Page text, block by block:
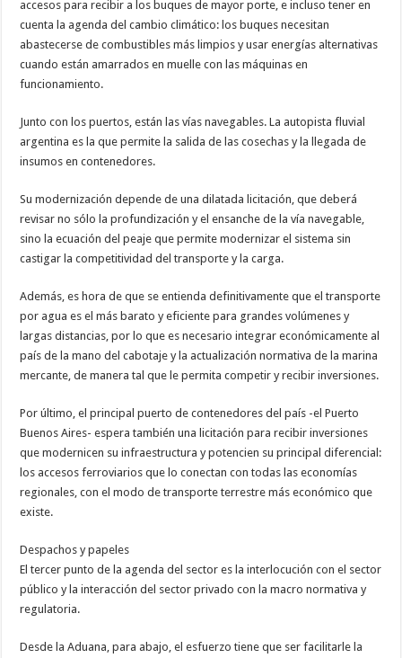
accesos para recibir a los buques de mayor porte, e incluso tener en
cuenta la agenda del cambio climático: los buques necesitan
abastecerse de combustibles más limpios y usar energías alternativas
cuando están amarrados en muelle con las máquinas en
funcionamiento.
Junto con los puertos, están las vías navegables. La autopista fluvial
argentina es la que permite la salida de las cosechas y la llegada de
insumos en contenedores.
Su modernización depende de una dilatada licitación, que deberá
revisar no sólo la profundización y el ensanche de la vía navegable,
sino la ecuación del peaje que permite modernizar el sistema sin
castigar la competitividad del transporte y la carga.
Además, es hora de que se entienda definitivamente que el transporte
por agua es el más barato y eficiente para grandes volúmenes y
largas distancias, por lo que es necesario integrar económicamente al
país de la mano del cabotaje y la actualización normativa de la marina
mercante, de manera tal que le permita competir y recibir inversiones.
Por último, el principal puerto de contenedores del país -el Puerto
Buenos Aires- espera también una licitación para recibir inversiones
que modernicen su infraestructura y potencien su principal diferencial:
los accesos ferroviarios que lo conectan con todas las economías
regionales, con el modo de transporte terrestre más económico que
existe.
Despachos y papeles
El tercer punto de la agenda del sector es la interlocución con el sector
público y la interacción del sector privado con la macro normativa y
regulatoria.
Desde la Aduana, para abajo, el esfuerzo tiene que ser facilitarle la